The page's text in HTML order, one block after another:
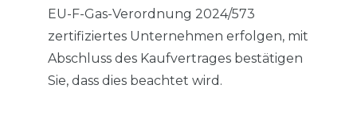
EU-F-Gas-Verordnung 2024/573
zertifiziertes Unternehmen erfolgen, mit
Abschluss des Kaufvertrages bestätigen
Sie, dass dies beachtet wird.